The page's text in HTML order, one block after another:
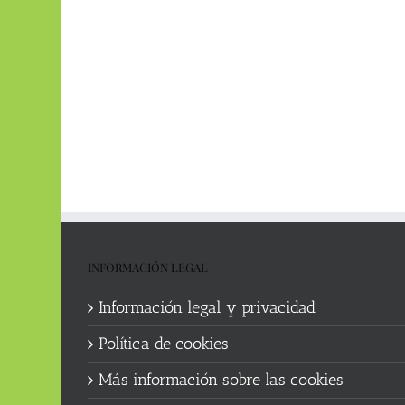
INFORMACIÓN LEGAL
Información legal y privacidad
Política de cookies
Más información sobre las cookies